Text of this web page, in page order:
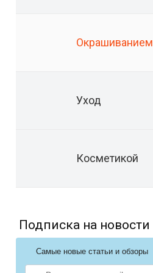
Окрашиванием
Уход
Косметикой
Подписка на новости
Самые новые статьи и обзоры